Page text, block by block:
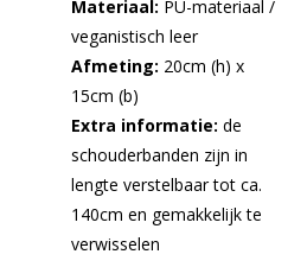
Materiaal: PU-materiaal /
veganistisch leer
Afmeting: 20cm (h) x
15cm (b)
Extra informatie: de
schouderbanden zijn in
lengte verstelbaar tot ca.
140cm en gemakkelijk te
verwisselen